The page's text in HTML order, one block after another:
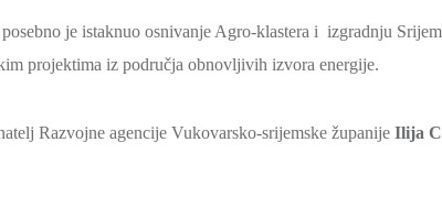
je istaknuo osnivanje Agro-klastera i izgradnju
projektima iz područja obnovljivih izvora energije.
Razvojne agencije Vukovarsko-srijemske županije Ilija